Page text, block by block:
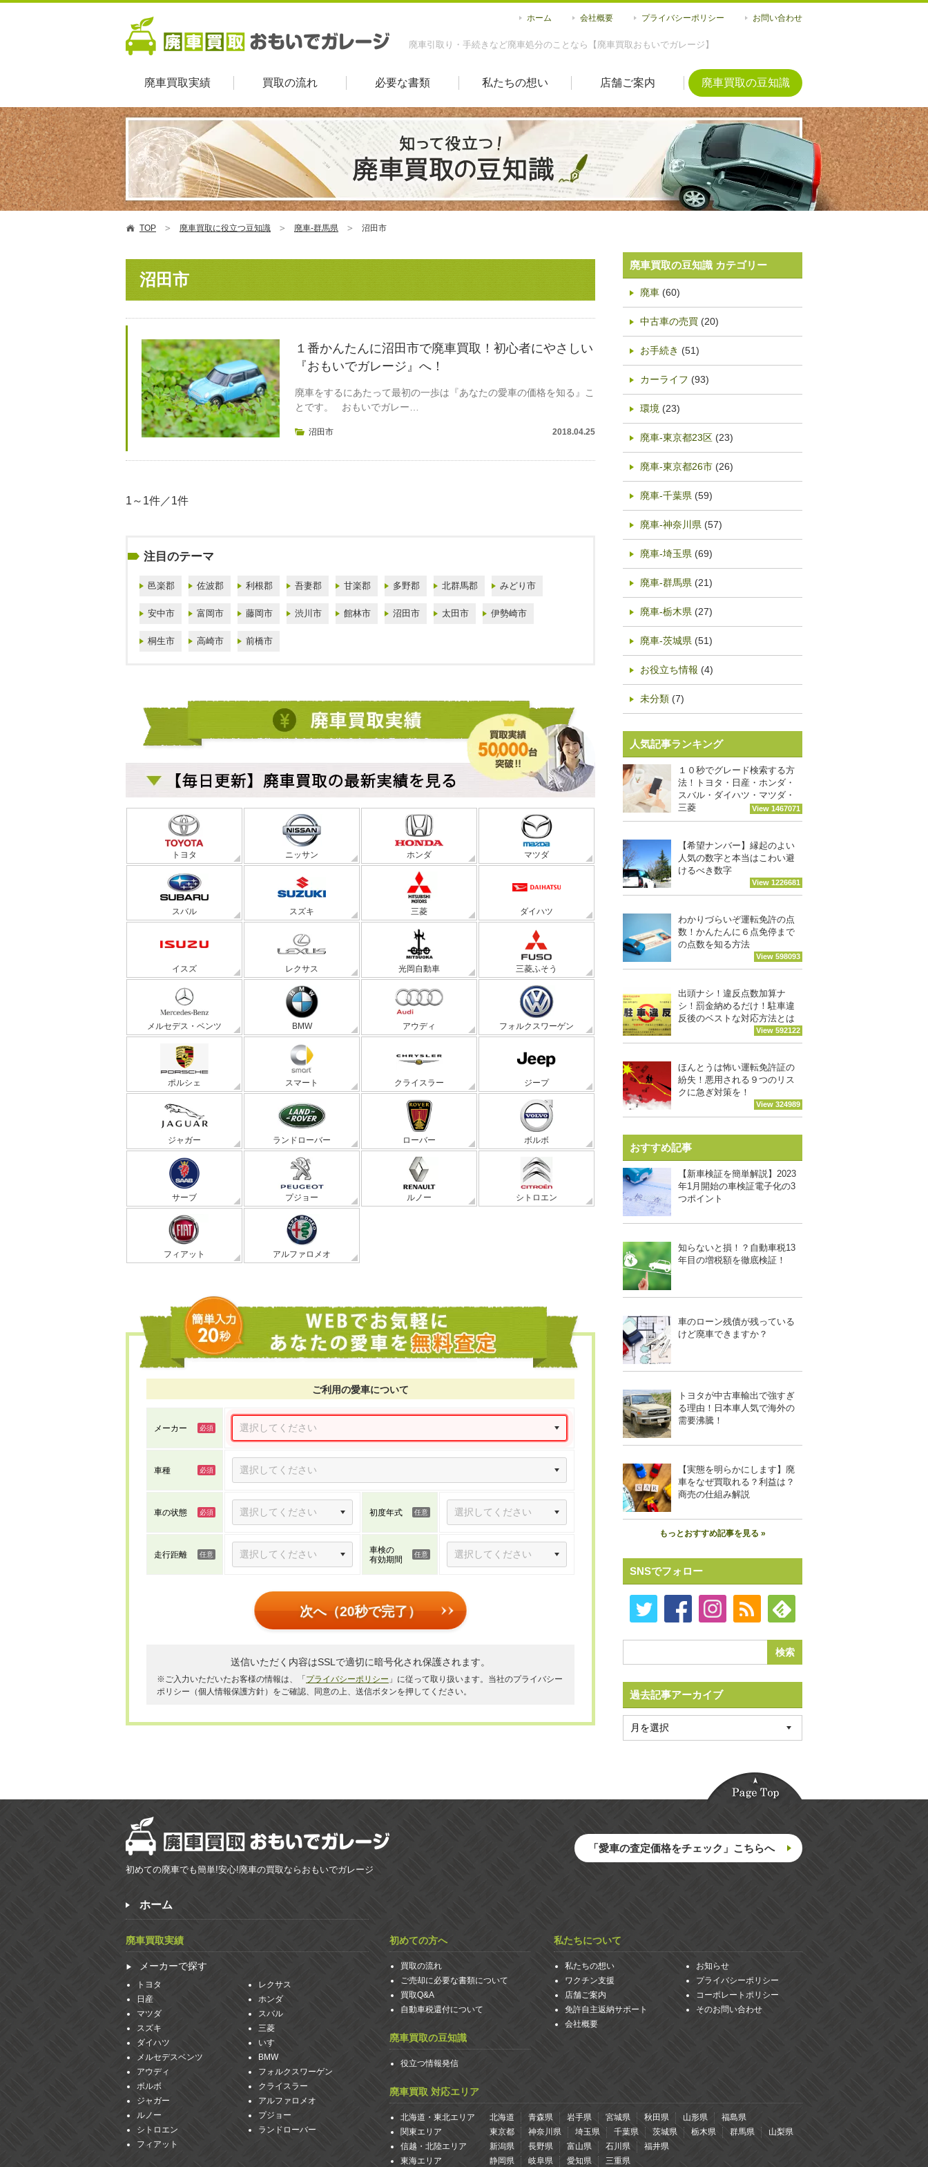
廃車引取り・手続きなど廃車処分のことなら【廃車買取おもいでガレージ】
ホーム 会社概要 プライバシーポリシー お問い合わせ
廃車買取実績 買取の流れ 必要な書類 私たちの想い 店舗ご案内 廃車買取の豆知識
TOP 廃車買取に役立つ豆知識 廃車-群馬県 沼田市
沼田市
１番かんたんに沼田市で廃車買取！初心者にやさしい
『おもいでガレージ』へ！
廃車をするにあたって最初の一歩は『あなたの愛車の価格を知る』こ
とです。 おもいでガレー…
沼田市 2018.04.25
1～1件／1件
注目のテーマ
邑楽郡 佐波郡 利根郡 吾妻郡 甘楽郡 多野郡 北群馬郡 みどり市
安中市 富岡市 藤岡市 渋川市 館林市 沼田市 太田市 伊勢崎市
桐生市 高崎市 前橋市
トヨタ ニッサン ホンダ マツダ
スバル スズキ 三菱 ダイハツ
イスズ レクサス 光岡自動車 三菱ふそう
メルセデス・ベンツ BMW アウディ フォルクスワーゲン
ポルシェ スマート クライスラー ジープ
ジャガー ランドローバー ローバー ボルボ
サーブ プジョー ルノー シトロエン
フィアット アルファロメオ
ご利用の愛車について
メーカー
車種
車の状態 初度年式
走行距離
車検の
有効期間
次へ（20秒で完了）
送信いただく内容はSSLで適切に暗号化され保護されます。
※ご入力いただいたお客様の情報は、「 プライバシーポリシー 」に従って取り扱います。当社のプライバシー
ポリシー（個人情報保護方針）をご確認、同意の上、送信ボタンを押してください。
廃車買取の豆知識 カテゴリー
廃車 (60)
中古車の売買 (20)
お手続き (51)
カーライフ (93)
環境 (23)
廃車-東京都23区 (23)
廃車-東京都26市 (26)
廃車-千葉県 (59)
廃車-神奈川県 (57)
廃車-埼玉県 (69)
廃車-群馬県 (21)
廃車-栃木県 (27)
廃車-茨城県 (51)
お役立ち情報 (4)
未分類 (7)
人気記事ランキング
１０秒でグレード検索する方
法！トヨタ・日産・ホンダ・
スバル・ダイハツ・マツダ・
三菱
View 1467071
【希望ナンバー】縁起のよい
人気の数字と本当はこわい避
けるべき数字
View 1226681
わかりづらいぞ運転免許の点
数！かんたんに６点免停まで
の点数を知る方法
View 598093
出頭ナシ！違反点数加算ナ
シ！罰金納めるだけ！駐車違
反後のベストな対応方法とは
View 592122
ほんとうは怖い運転免許証の
紛失！悪用される９つのリス
クに急ぎ対策を！
View 324989
おすすめ記事
【新車検証を簡単解説】2023
年1月開始の車検証電子化の3
つポイント
知らないと損！？自動車税13
年目の増税額を徹底検証！
車のローン残債が残っている
けど廃車できますか？
トヨタが中古車輸出で強すぎ
る理由！日本車人気で海外の
需要沸騰！
【実態を明らかにします】廃
車をなぜ買取れる？利益は？
商売の仕組み解説
もっとおすすめ記事を見る »
SNSでフォロー
過去記事アーカイブ
初めての廃車でも簡単!安心!廃車の買取ならおもいでガレージ
「愛車の査定価格をチェック」こちらへ
ホーム
廃車買取実績
メーカーで探す
トヨタ
レクサス
日産
ホンダ
マツダ
スバル
スズキ
三菱
ダイハツ
いすゞ
メルセデスベンツ
BMW
アウディ
フォルクスワーゲン
ボルボ
クライスラー
ジャガー
アルファロメオ
ルノー
プジョー
シトロエン
ランドローバー
フィアット
初めての方へ
買取の流れ
ご売却に必要な書類について
買取Q&A
自動車税還付について
廃車買取の豆知識
役立つ情報発信
私たちについて
私たちの想い
ワクチン支援
店舗ご案内
免許自主返納サポート
会社概要
お知らせ
プライバシーポリシー
コーポレートポリシー
そのお問い合わせ
廃車買取 対応エリア
北海道・東北エリア 北海道 青森県 岩手県 宮城県 秋田県 山形県
福島県
関東エリア
東京都 神奈川県 埼玉県 千葉県 茨城県 栃木県 群馬県
山梨県
信越・北陸エリア
新潟県 長野県 富山県 石川県
福井県
東海エリア
静岡県 岐阜県 愛知県 三重県